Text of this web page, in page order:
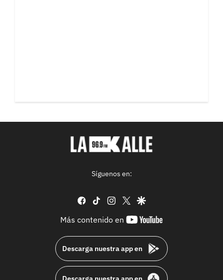
Síguenos en:
facebook
tiktok instagram
twittergoogle
Más contenido en
youtube-
Descarga nuestra app en